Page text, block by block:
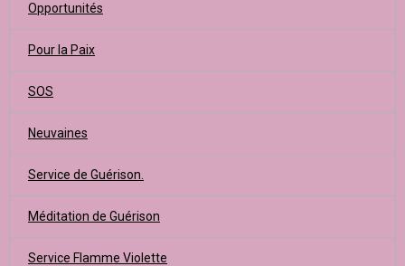
Opportunités
Pour la Paix
SOS
Neuvaines
Service de Guérison.
Méditation de Guérison
Service Flamme Violette